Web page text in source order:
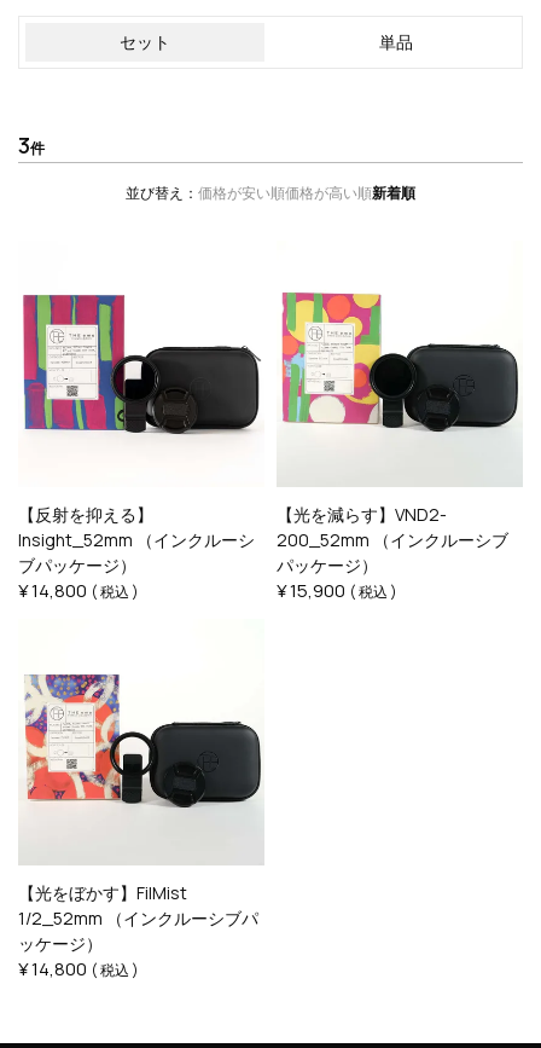
セット 単品
並び替え 価格が安い順価格が高い順新着順
3
【反射を抑える】
Insight_52mm （インクルーシ
ブパッケージ）
¥14,800 税込
【光を減らす】VND2-
200_52mm （インクルーシブ
パッケージ）
¥15,900 税込
【光をぼかす】FilMist
1/2_52mm （インクルーシブパ
ッケージ）
¥14,800 税込